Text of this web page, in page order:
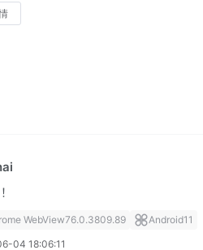
WebView76.0.3809.89 Android11
04 18:06:11